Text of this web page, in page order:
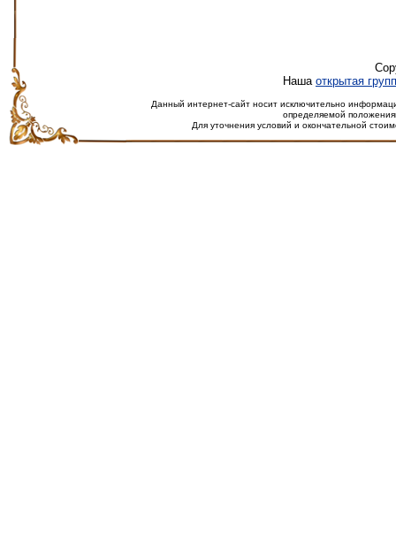
Наша открытая
Данный интернет-сайт носит исключительно
определяемой
Для уточнения условий и окончательной